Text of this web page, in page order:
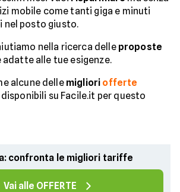
mobile come tanti giga e minuti
nel posto giusto.
nella ricerca delle proposte
adatte alle tue esigenze.
alcune delle migliori offerte
disponibili su Facile.it per questo
confronta le migliori tariffe
Vai alle OFFERTE